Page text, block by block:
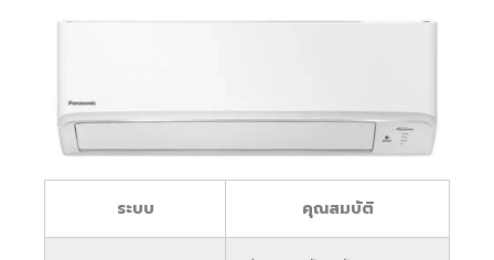
ระบบ คุณสมบัติ